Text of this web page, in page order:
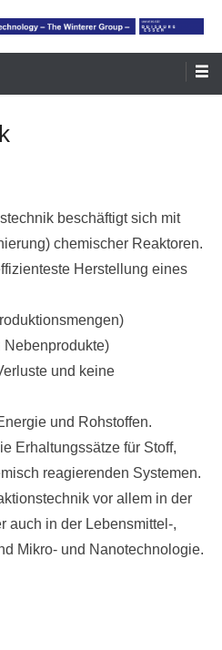
beschäftigt sich mit
chemischer Reaktoren.
Herstellung eines
Nebenprodukte)
und keine
und Rohstoffen.
Erhaltungssätze für Stoff,
reagierenden Systemen.
vor allem in der
auch in der Lebensmittel-,
Mikro- und Nanotechnologie.